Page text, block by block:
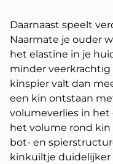
Daarnaast speelt
Naarmate je ouder
het elastine in je
minder
kinspier valt dan
een kin ontstaan
volumeverlies in het
het volume rond
bot- en
kinkuiltje duidelijker